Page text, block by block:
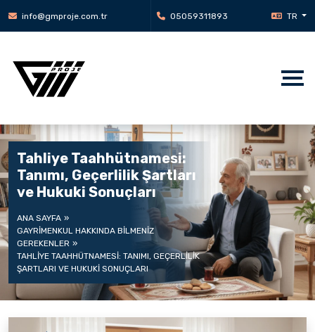
info@gmproje.com.tr 05059311893 TR
Tahliye Taahhütnamesi:
Tanımı, Geçerlilik Şartları
ve Hukuki Sonuçları
ANA SAYFA
GAYRIMENKUL HAKKINDA BILMENIZ
GEREKENLER
TAHLIYE TAAHHÜTNAMESI: TANIMI, GEÇERLILIK
ŞARTLARI VE HUKUKI SONUÇLARI